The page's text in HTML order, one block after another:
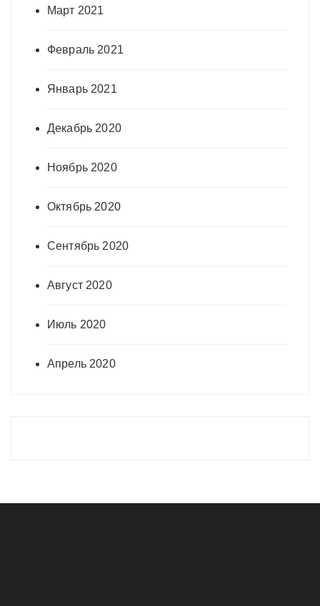
Март 2021
Февраль 2021
Январь 2021
Декабрь 2020
Ноябрь 2020
Октябрь 2020
Сентябрь 2020
Август 2020
Июль 2020
Апрель 2020